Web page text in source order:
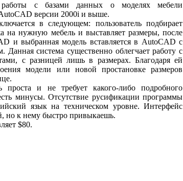
работы с базами данных о моделях мебели
версии 2000i и выше.
в следующем: пользователь подбирает
на нужную мебель и выставляет размеры, после
и выбранная модель вставляется в AutoCAD с
Данная система существенно облегчает работу с
с разницей лишь в размерах. Благодаря ей
модели или новой простановке размеров
проста и не требует какого-либо подробного
минусы. Отсутствие русификации программы
язык на техническом уровне. Интерфейс
но к нему быстро привыкаешь.
$80.